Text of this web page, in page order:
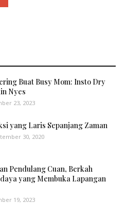
Buat Busy Mom: Insto Dry
Nyes
23, 2023
yang Laris Sepanjang Zaman
30, 2020
Pendulang Cuan, Berkah
yang Membuka Lapangan
19, 2023